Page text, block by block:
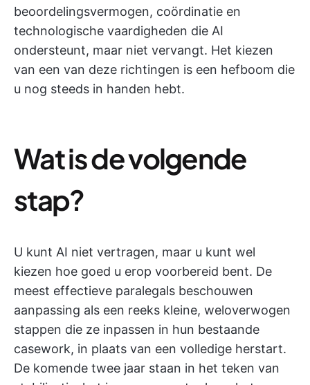
beoordelingsvermogen, coördinatie en
technologische vaardigheden die AI
ondersteunt, maar niet vervangt. Het kiezen
van een van deze richtingen is een hefboom die
u nog steeds in handen hebt.
Wat is de volgende
stap?
U kunt AI niet vertragen, maar u kunt wel
kiezen hoe goed u erop voorbereid bent. De
meest effectieve paralegals beschouwen
aanpassing als een reeks kleine, weloverwogen
stappen die ze inpassen in hun bestaande
casework, in plaats van een volledige herstart.
De komende twee jaar staan in het teken van